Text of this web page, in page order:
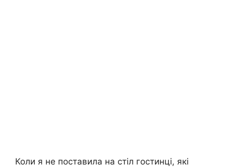
Коли я не поставила на стіл гостинці, які